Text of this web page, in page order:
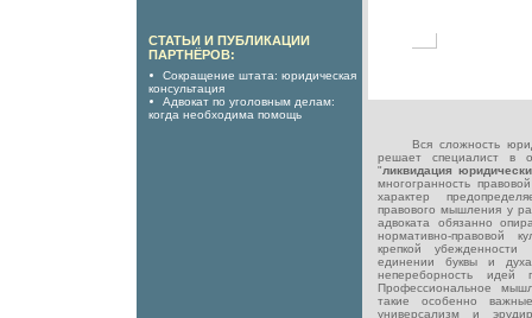
СТАТЬИ И ПУБЛИКАЦИИ
ПАРТНЁРОВ:
Сокращение штата: юридическая
консультация
Адвокат по уголовным делам:
когда необходима помощь
Вся сложность
решает специалист в
"ликвидация
многогранность
характер
правового мышления у
адвоката обязанно
нормативно-правовой
крепкой убежденности
единении буквы и
непереборность идей
Профессиональное
такие особенно
универсализм и